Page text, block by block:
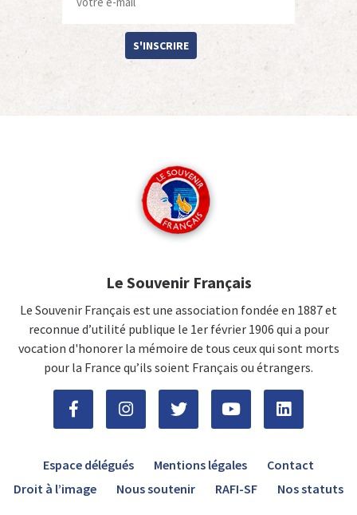
S'INSCRIRE
Le Souvenir Français
Le Souvenir Français est une association fondée en 1887 et
reconnue d’utilité publique le 1er février 1906 qui a pour
vocation d'honorer la mémoire de tous ceux qui sont morts
pour la France qu’ils soient Français ou étrangers.
Espace délégués Mentions légales
Contact
Droit à l’image
Nous soutenir RAFI-SF Nos statuts